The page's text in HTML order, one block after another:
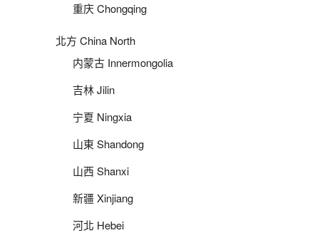
重庆 Chongqing
北方 China North
内蒙古 Innermongolia
吉林 Jilin
宁夏 Ningxia
山東 Shandong
山西 Shanxi
新疆 Xinjiang
河北 Hebei